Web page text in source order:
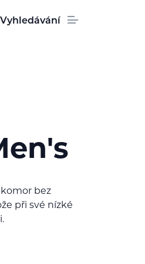
Vyhledávání
bez
při své nízké